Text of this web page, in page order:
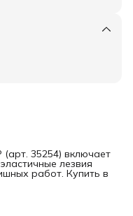
35254) включает
лезвия
работ. Купить в